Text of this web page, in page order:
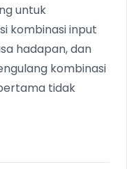
untuk
kombinasi input
hadapan, dan
kombinasi
tidak